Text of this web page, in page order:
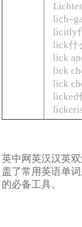
licitly
lick什
lick
lick
lick
licked
英中网英汉汉英
盖了常用英语单
的必备工具。